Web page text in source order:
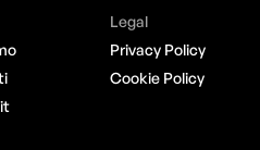
Legal
Privacy Policy
Cookie Policy